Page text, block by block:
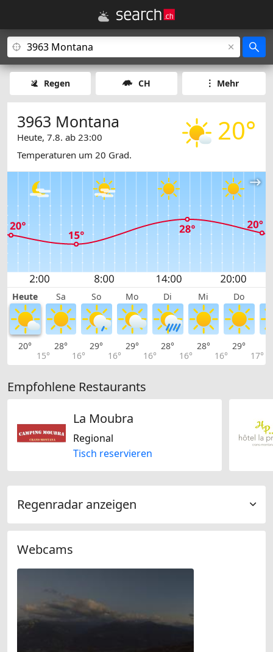
Regen CH Mehr
20°
3963 Montana
Heute, 7.8. ab 23:00
Temperaturen um 20 Grad.
Heute Sa So Mo Di Mi Do
20°
15°
28°
16°
29°
16°
29°
16°
28°
16°
28°
16°
29°
17°
Empfohlene Restaurants
La Moubra
Regional
Tisch reservieren
Regenradar anzeigen
Webcams